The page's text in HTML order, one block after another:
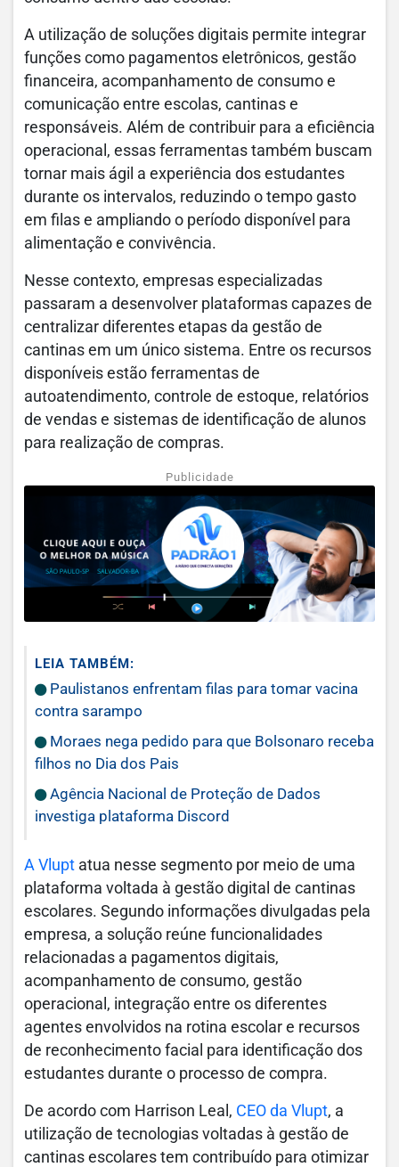
A utilização de soluções digitais permite integrar
funções como pagamentos eletrônicos, gestão
financeira, acompanhamento de consumo e
comunicação entre escolas, cantinas e
responsáveis. Além de contribuir para a eficiência
operacional, essas ferramentas também buscam
tornar mais ágil a experiência dos estudantes
durante os intervalos, reduzindo o tempo gasto
em filas e ampliando o período disponível para
alimentação e convivência.
Nesse contexto, empresas especializadas
passaram a desenvolver plataformas capazes de
centralizar diferentes etapas da gestão de
cantinas em um único sistema. Entre os recursos
disponíveis estão ferramentas de
autoatendimento, controle de estoque, relatórios
de vendas e sistemas de identificação de alunos
para realização de compras.
Publicidade
LEIA TAMBÉM:
Paulistanos enfrentam filas para tomar vacina
contra sarampo
Moraes nega pedido para que Bolsonaro receba
filhos no Dia dos Pais
Agência Nacional de Proteção de Dados
investiga plataforma Discord
A Vlupt atua nesse segmento por meio de uma
plataforma voltada à gestão digital de cantinas
escolares. Segundo informações divulgadas pela
empresa, a solução reúne funcionalidades
relacionadas a pagamentos digitais,
acompanhamento de consumo, gestão
operacional, integração entre os diferentes
agentes envolvidos na rotina escolar e recursos
de reconhecimento facial para identificação dos
estudantes durante o processo de compra.
De acordo com Harrison Leal, CEO da Vlupt, a
utilização de tecnologias voltadas à gestão de
cantinas escolares tem contribuído para otimizar